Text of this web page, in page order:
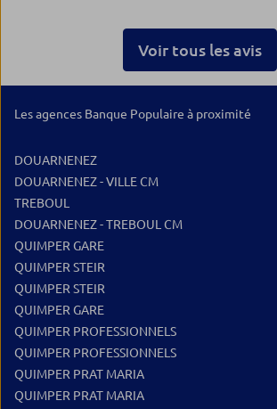
Voir tous les avis
Les agences Banque Populaire à proximité
DOUARNENEZ
DOUARNENEZ - VILLE CM
TREBOUL
DOUARNENEZ - TREBOUL CM
QUIMPER GARE
QUIMPER STEIR
QUIMPER STEIR
QUIMPER GARE
QUIMPER PROFESSIONNELS
QUIMPER PROFESSIONNELS
QUIMPER PRAT MARIA
QUIMPER PRAT MARIA